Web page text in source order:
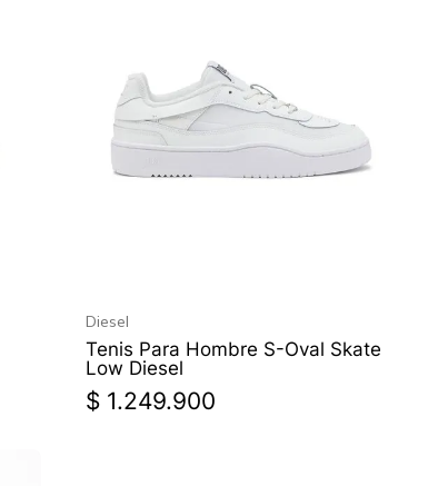
Diesel
Tenis Para Hombre S-Oval Skate
Low Diesel
$ 1.249.900